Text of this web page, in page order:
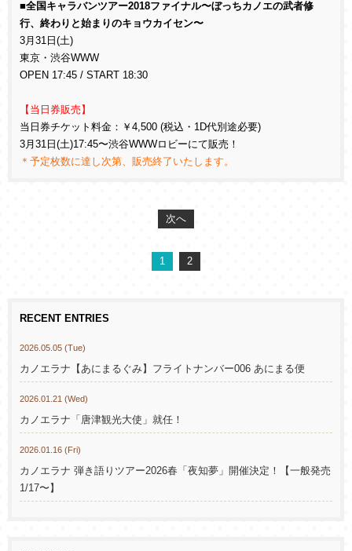
■全国キャラバンツアー2018ファイナル〜ぼっちカノエの武者修
行、終わりと始まりのキョウカイセン〜
3月31日(土)
東京・渋谷WWW
OPEN 17:45 / START 18:30
【当日券販売】
当日券チケット料金：￥4,500 (税込・1D代別途必要)
3月31日(土)17:45〜渋谷WWWロビーにて販売！
＊予定枚数に達し次第、販売終了いたします。
次へ
1 2
RECENT ENTRIES
2026.05.05 (Tue)
カノエラナ【あにまるぐみ】フライトナンバー006 あにまる便
2026.01.21 (Wed)
カノエラナ「唐津観光大使」就任！
2026.01.16 (Fri)
カノエラナ 弾き語りツアー2026春「夜知夢」開催決定！【一般発売
1/17〜】